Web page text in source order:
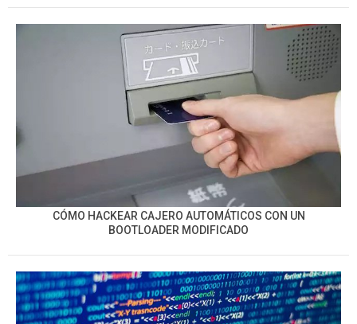
CÓMO HACKEAR CAJERO AUTOMÁTICOS CON UN
BOOTLOADER MODIFICADO